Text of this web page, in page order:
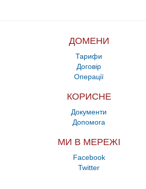
ДОМЕНИ
Тарифи
Договір
Операції
КОРИСНЕ
Документи
Допомога
МИ В МЕРЕЖІ
Facebook
Twitter